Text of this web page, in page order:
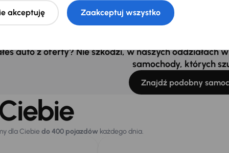
zł
Cena
75 000 zł
auto z oferty? Nie szkodzi, w naszych oddziałach
samochody, których
Znajdź podobny
dla Ciebiedo 400 pojazdów każdego dnia.
akceptuję Zaakceptuj wszystko